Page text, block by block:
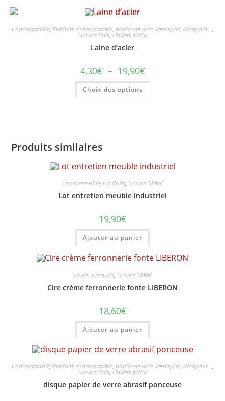
Consommable, Produits consommable, papier de verre, vernis,cire, décapant...,
Univers Bois,Univers Métal
Laine d’acier
4,30€ – 19,90€Plage
de
prix :
à
Choix des options
Ce
a
la
page
produit
Produits similaires
Consommable, Produits, Univers Métal
Lot entretien meuble industriel
19,90€
Ajouter au panier
Divers, Produits, Univers Métal
Cire crème ferronnerie fonte LIBERON
18,60€
Ajouter au panier
Consommable, Produits consommable, papier de verre, vernis,cire, décapant...,
Univers Bois,Univers Métal
disque papier de verre abrasif ponceuse